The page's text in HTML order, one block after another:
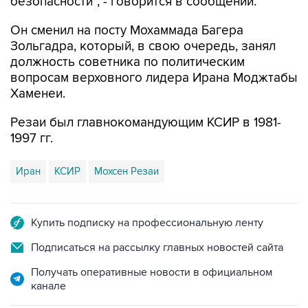
Он сменил на посту Мохаммада Багера
Зольгадра, который, в свою очередь, занял
должность советника по политическим
вопросам верховного лидера Ирана Моджтабы
Хаменеи.
Резаи был главнокомандующим КСИР в 1981-
1997 гг.
Иран КСИР Мохсен Резаи
Купить подписку на профессиональную ленту
Подписаться на рассылку главных новостей сайта
Получать оперативные новости в официальном
канале